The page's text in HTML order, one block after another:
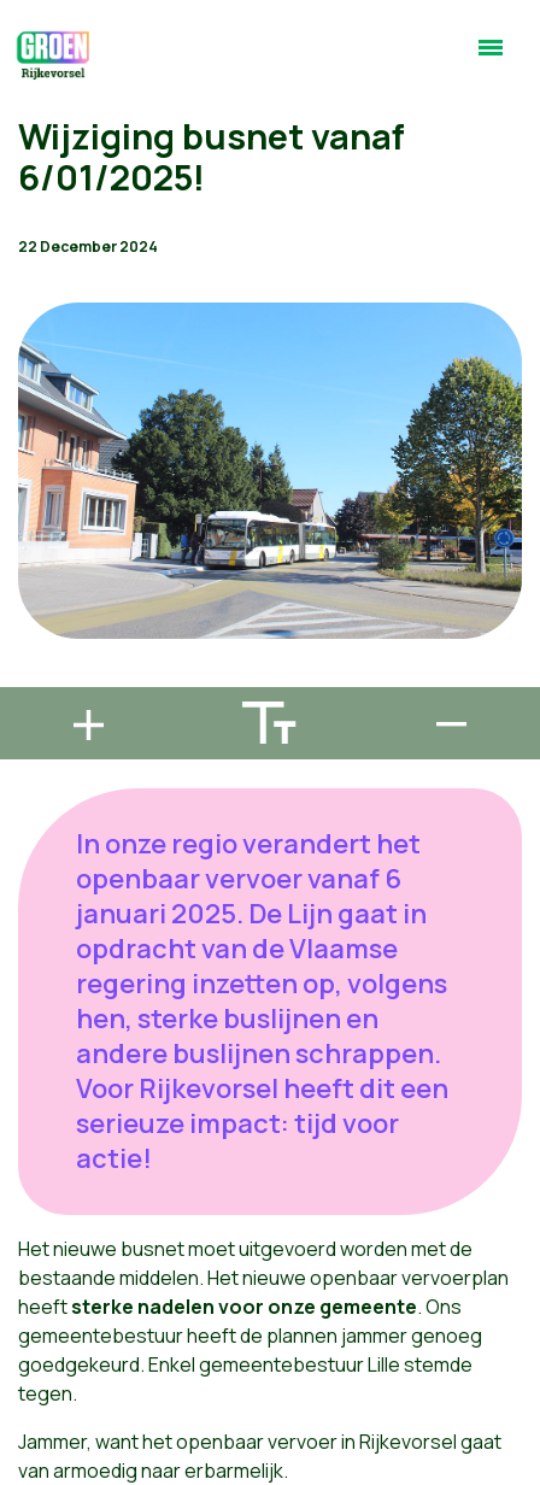
Wijziging busnet vanaf
6/01/2025!
22 December 2024
In onze regio verandert het
openbaar vervoer vanaf 6
januari 2025. De Lijn gaat in
opdracht van de Vlaamse
regering inzetten op, volgens
hen, sterke buslijnen en
andere buslijnen schrappen.
Voor Rijkevorsel heeft dit een
serieuze impact: tijd voor
actie!
Het nieuwe busnet moet uitgevoerd worden met de
bestaande middelen. Het nieuwe openbaar vervoerplan
heeftsterke nadelen voor onze gemeente. Ons
gemeentebestuur heeft de plannen jammer genoeg
goedgekeurd. Enkel gemeentebestuur Lille stemde
tegen.
Jammer, want het openbaar vervoer in Rijkevorsel gaat
van armoedig naar erbarmelijk.